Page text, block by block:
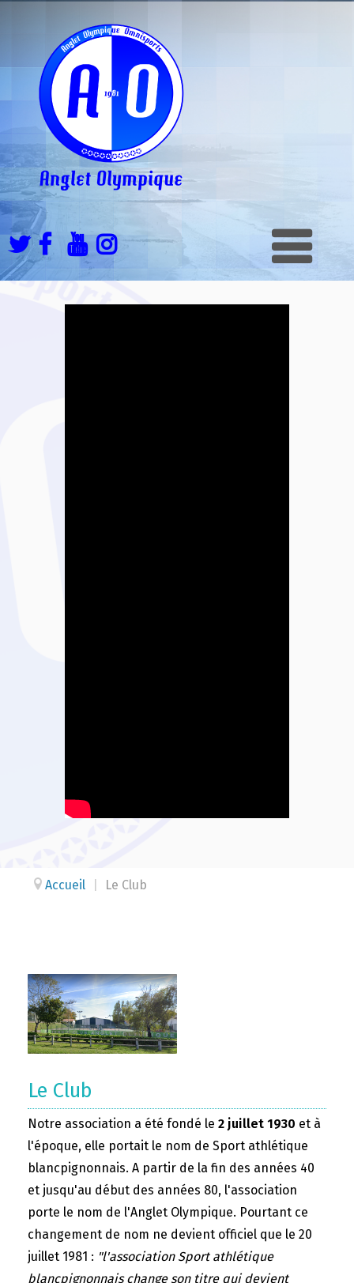
Accueil Le Club
Le Club
Notre association a été fondé le 2 juillet 1930 et à
l'époque, elle portait le nom de Sport athlétique
blancpignonnais. A partir de la fin des années 40
et jusqu'au début des années 80, l'association
porte le nom de l'Anglet Olympique. Pourtant ce
changement de nom ne devient officiel que le 20
juillet 1981 : "l'association Sport athlétique
blancpignonnais change son titre qui devient